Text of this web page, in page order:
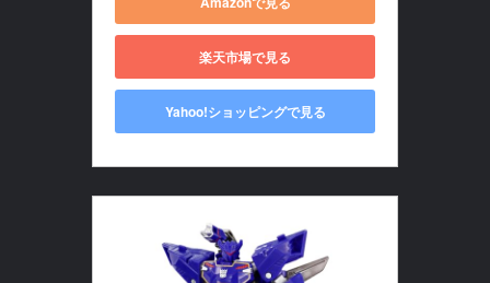
楽天市場で見る
Yahoo!ショッピングで見る